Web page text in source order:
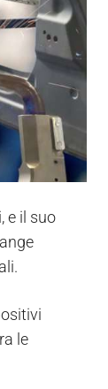
e il suo
le